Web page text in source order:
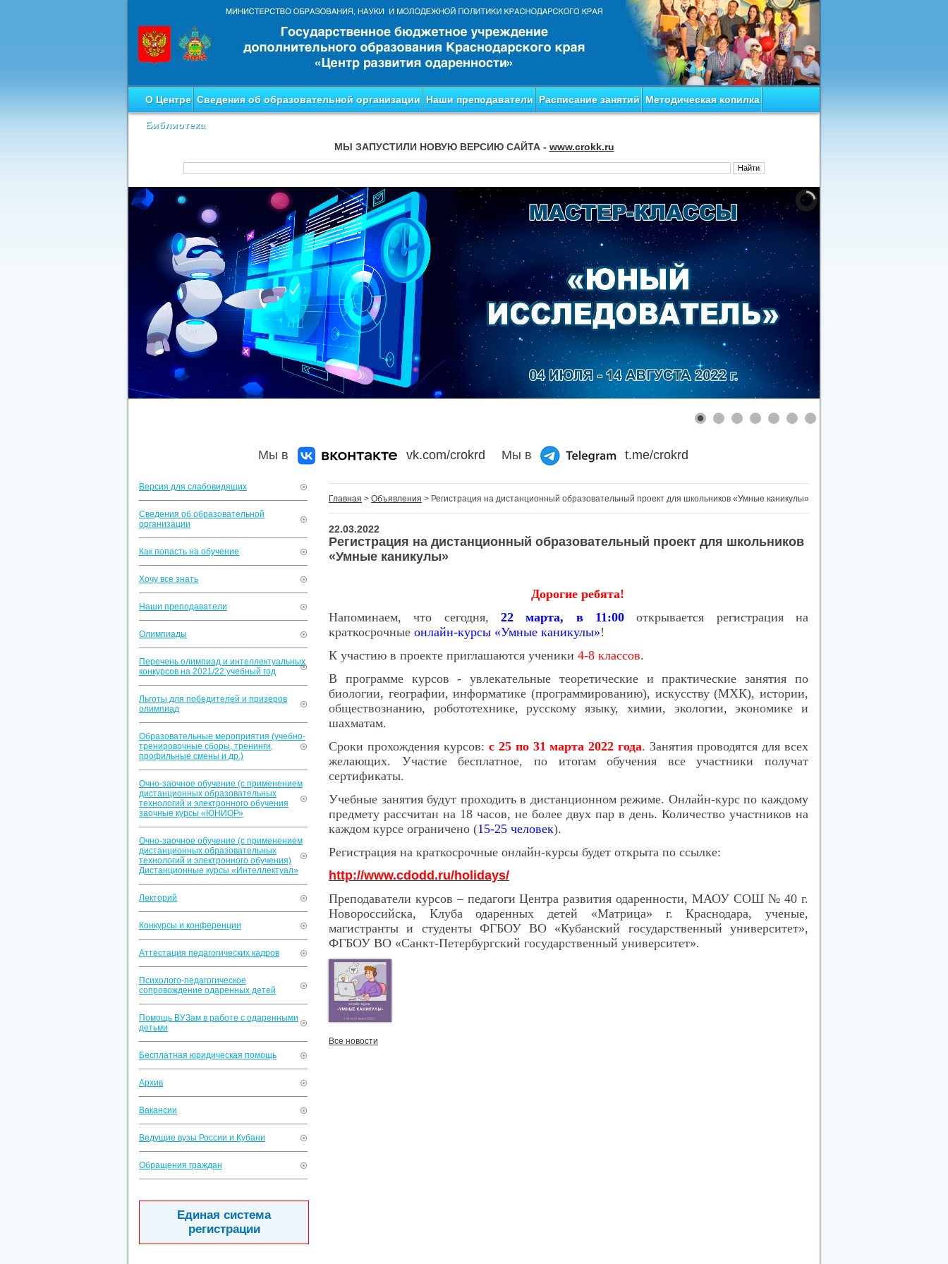
О Центре Сведения об образовательной организации Наши преподаватели Расписание занятий Методическая копилка
Библиотека
МЫ ЗАПУСТИЛИ НОВУЮ ВЕРСИЮ САЙТА - www.crokk.ru
Мы в vk.com/crokrd Мы в t.me/crokrd
Версия для слабовидящих
Сведения об образовательной
организации
Как попасть на обучение
Хочу все знать
Наши преподаватели
Олимпиады
Перечень олимпиад и интеллектуальных
конкурсов на 2021/22 учебный год
Льготы для победителей и призеров
олимпиад
Образовательные мероприятия (учебно-
тренировочные сборы, тренинги,
профильные смены и др.)
Очно-заочное обучение (с применением
дистанционных образовательных
технологий и электронного обучения
заочные курсы «ЮНИОР»
Очно-заочное обучение (с применением
дистанционных образовательных
технологий и электронного обучения)
Дистанционные курсы «Интеллектуал»
Лекторий
Конкурсы и конференции
Аттестация педагогических кадров
Психолого-педагогическое
сопровождение одаренных детей
Помощь ВУЗам в работе с одаренными
детьми
Бесплатная юридическая помощь
Архив
Вакансии
Ведущие вузы России и Кубани
Обращения граждан
Единая система
регистрации
Главная > Объявления > Регистрация на дистанционный образовательный проект для школьников «Умные каникулы»
22.03.2022
Регистрация на дистанционный образовательный проект для школьников
«Умные каникулы»
Дорогие ребята!
Напоминаем, что сегодня, 22 марта, в 11:00 открывается регистрация на
краткосрочные онлайн-курсы «Умные каникулы»!
К участию в проекте приглашаются ученики 4-8 классов.
В программе курсов - увлекательные теоретические и практические занятия по
биологии, географии, информатике (программированию), искусству (МХК), истории,
обществознанию, робототехнике, русскому языку, химии, экологии, экономике и
шахматам.
Сроки прохождения курсов: с 25 по 31 марта 2022 года. Занятия проводятся для всех
желающих. Участие бесплатное, по итогам обучения все участники получат
сертификаты.
Учебные занятия будут проходить в дистанционном режиме. Онлайн-курс по каждому
предмету рассчитан на 18 часов, не более двух пар в день. Количество участников на
каждом курсе ограничено (15-25 человек).
Регистрация на краткосрочные онлайн-курсы будет открыта по ссылке:
http://www.cdodd.ru/holidays/
Преподаватели курсов – педагоги Центра развития одаренности, МАОУ СОШ № 40 г.
Новороссийска, Клуба одаренных детей «Матрица» г. Краснодара, ученые,
магистранты и студенты ФГБОУ ВО «Кубанский государственный университет»,
ФГБОУ ВО «Санкт-Петербургский государственный университет».
Все новости